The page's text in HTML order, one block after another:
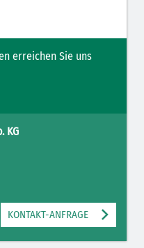
erreichen Sie uns
KG
KONTAKT-ANFRAGE